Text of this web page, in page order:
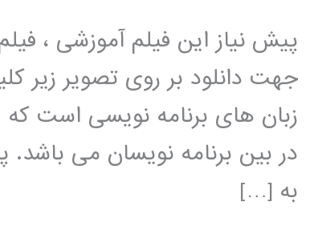
پیش نیاز این فیلم آموزشی ،
جهت دانلود بر روی تصویر زیر
زبان های برنامه نویسی است
در بین برنامه نویسان می
به […]